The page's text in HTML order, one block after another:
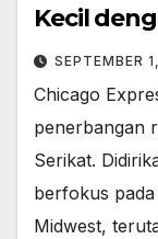
Kecil
SEPTEMBER
Chicago
penerbangan
Serikat.
berfokus
Midwest,